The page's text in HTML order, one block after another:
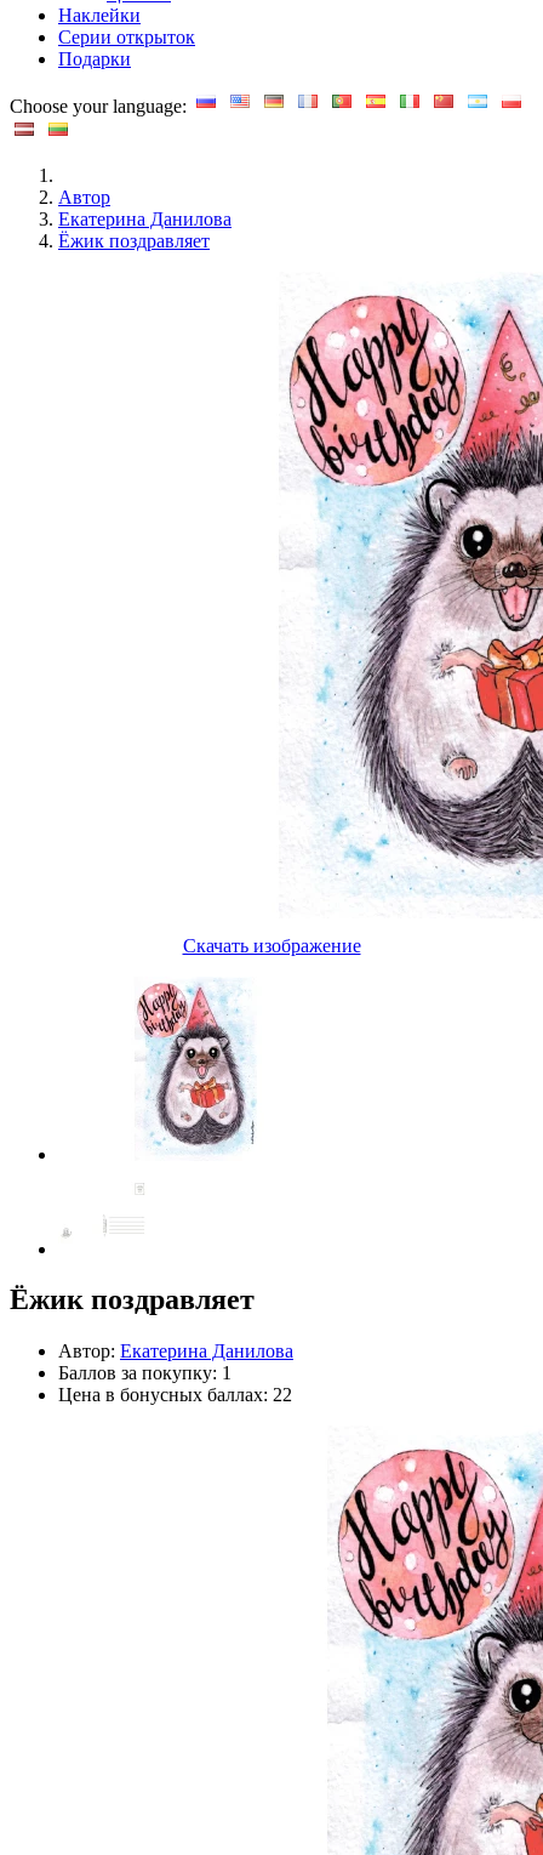
Наклейки
Серии открыток
Подарки
Choose your language:
Автор
Екатерина Данилова
Ёжик поздравляет
Скачать изображение
Ёжик поздравляет
Автор: Екатерина Данилова
Баллов за покупку: 1
Цена в бонусных баллах: 22